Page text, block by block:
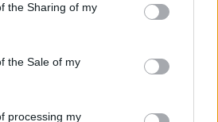
the Sharing of my
the Sale of my
processing my
használható még a